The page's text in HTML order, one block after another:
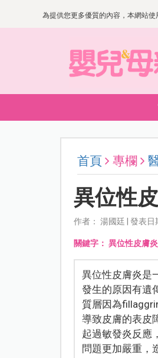
為提供您更多優質的內容，本網站
首頁 專欄
異位性
作者： 湯國廷 | 發表
關鍵字： 異位性皮膚炎
異位性皮膚炎是
發生的原因有遺
質層因為
導致皮膚的表皮
起過敏發炎反應
問題更加嚴重，